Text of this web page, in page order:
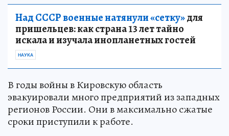
Над СССР военные натянули «сетку»для
пришельцев: как страна 13 лет тайно
искала и изучала инопланетных гостей
НАУКА
В годы войны в Кировскую область
эвакуировали много предприятий из западных
регионов России. Они в максимально сжатые
сроки приступили к работе.